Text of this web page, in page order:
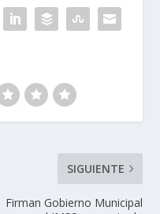
SIGUIENTE
Firman Gobierno Municipal